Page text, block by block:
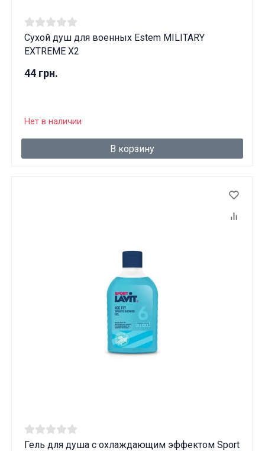
Сухой душ для военных Estem MILITARY
EXTREME X2
44 грн.
Нет в наличии
В корзину
Гель для душа с охлаждающим эффектом Sport